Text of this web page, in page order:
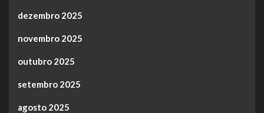
dezembro 2025
novembro 2025
outubro 2025
setembro 2025
agosto 2025